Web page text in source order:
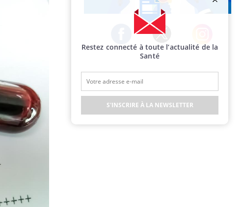
Facebook Twitter Instagram
Restez connecté à toute l’actualité de la
Santé
S'INSCRIRE À LA NEWSLETTER